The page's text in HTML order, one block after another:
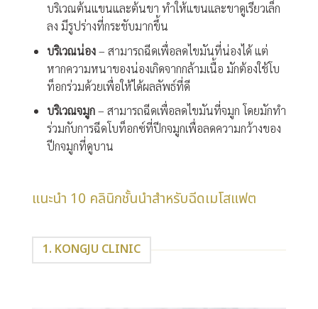
บริเวณต้นแขนและต้นขา ทำให้แขนและขาดูเรียวเล็ก
ลง มีรูปร่างที่กระชับมากขึ้น
บริเวณน่อง– สามารถฉีดเพื่อลดไขมันที่น่องได้ แต่
หากความหนาของน่องเกิดจากกล้ามเนื้อ มักต้องใช้โบ
ท็อกร่วมด้วยเพื่อให้ได้ผลลัพธ์ที่ดี
บริเวณจมูก– สามารถฉีดเพื่อลดไขมันที่จมูก โดยมักทำ
ร่วมกับการฉีดโบท็อกซ์ที่ปีกจมูกเพื่อลดความกว้างของ
ปีกจมูกที่ดูบาน
แนะนำ 10 คลินิกชั้นนำสำหรับฉีดเมโสแฟต
1. KONGJU CLINIC